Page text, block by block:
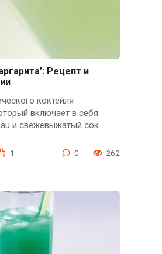
Рецепт и
коктейля
включает в себя
и свежевыжатый сок
1 0 262